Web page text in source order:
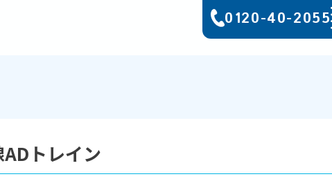
0120-40-2055
トレイン